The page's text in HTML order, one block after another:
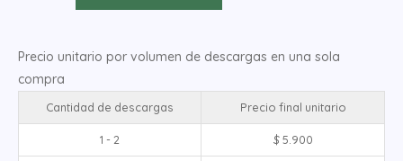
Precio unitario por volumen de descargas en una sola
compra
Cantidad de descargas Precio final unitario
1 - 2 $5.900